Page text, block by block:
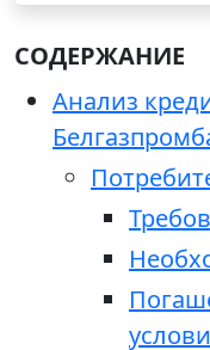
СОДЕРЖАНИЕ
Анализ